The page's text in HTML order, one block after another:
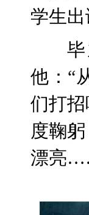
学生
他：“
们打
度鞠
漂亮